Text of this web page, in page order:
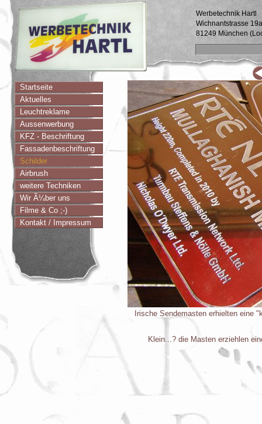
Startseite
Aktuelles
Leuchtreklame
Aussenwerbung
KFZ - Beschriftung
Fassadenbeschriftung
Schilder
Airbrush
weitere Techniken
Wir Ã¼ber uns
Filme & Co ;-)
Kontakt / Impressum
Werbetechnik Hartl
Wichnantstrasse 19a
81249 München
Irische Sendemasten erhielten eine
Klein...? die Masten erziehlen